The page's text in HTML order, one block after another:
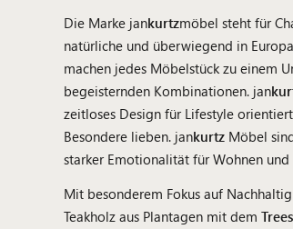
Die Marke jankurtzmöbel steht für
natürliche und überwiegend in
machen jedes Möbelstück zu einem
begeisternden Kombinationen. jan
zeitloses Design für Lifestyle
Besondere lieben. jankurtz Möbel
starker Emotionalität für Wohnen
Mit besonderem Fokus auf
Teakholz aus Plantagen mit dem